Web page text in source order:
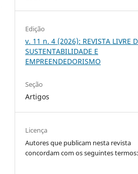
Edição
v. 11 n. 4 (2026): REVISTA LIVRE
SUSTENTABILIDADE E
EMPREENDEDORISMO
Seção
Artigos
Licença
Autores que publicam nesta revista
concordam com os seguintes termos: